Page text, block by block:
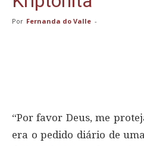
Por Fernanda do Valle -
“Por favor Deus, me
era o pedido diário de